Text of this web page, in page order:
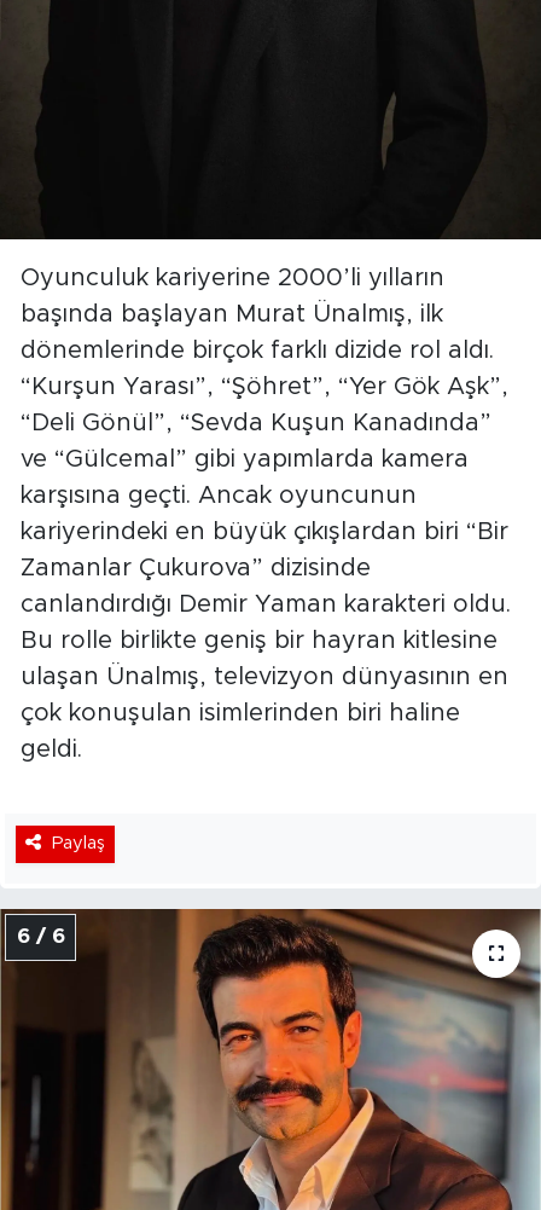
Oyunculuk kariyerine 2000’li yılların
başında başlayan Murat Ünalmış, ilk
dönemlerinde birçok farklı dizide rol aldı.
“Kurşun Yarası”, “Şöhret”, “Yer Gök Aşk”,
“Deli Gönül”, “Sevda Kuşun Kanadında”
ve “Gülcemal” gibi yapımlarda kamera
karşısına geçti. Ancak oyuncunun
kariyerindeki en büyük çıkışlardan biri “Bir
Zamanlar Çukurova” dizisinde
canlandırdığı Demir Yaman karakteri oldu.
Bu rolle birlikte geniş bir hayran kitlesine
ulaşan Ünalmış, televizyon dünyasının en
çok konuşulan isimlerinden biri haline
geldi.
Paylaş
6 / 6